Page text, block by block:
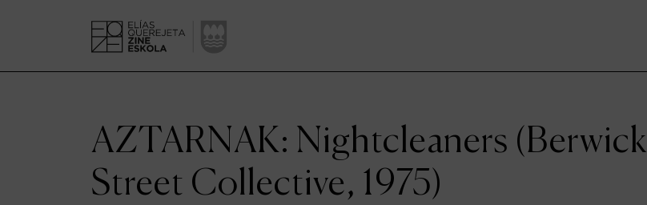
AZTARNAK: Nightcleaners (Berwick
Street Collective, 1975)